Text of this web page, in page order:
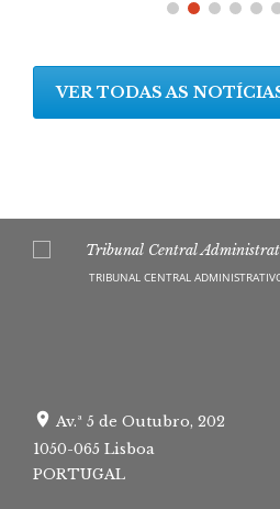
VER TODAS AS
TRIBUNAL CENTRAL
Av.ª 5 de Outubro, 202
1050-065 Lisboa
PORTUGAL